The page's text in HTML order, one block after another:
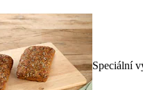
Speciální